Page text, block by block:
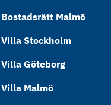
Bostadsrätt Malmö
Villa Stockholm
Villa Göteborg
Villa Malmö